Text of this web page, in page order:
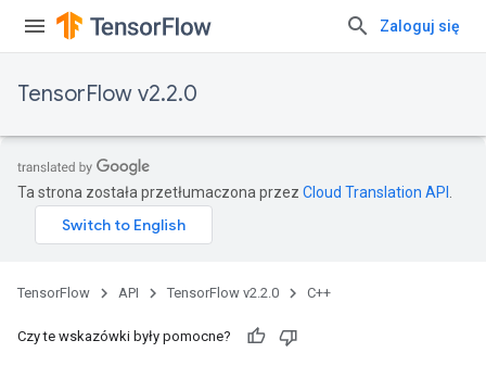
Zaloguj się
TensorFlow v2.2.0
Ta strona została przetłumaczona przez Cloud Translation API
TensorFlow API TensorFlow v2.2.0 C++
Czy te wskazówki były pomocne?